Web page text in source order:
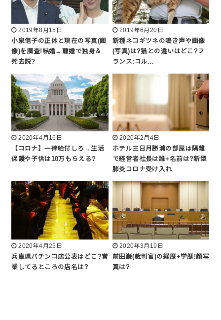
2019年8月15日
小泉信子の正体と現在の写真(画
像)を調査!結婚→離婚で独身＆
死去説?
2019年6月20日
新種ネコギツネの鳴き声や画像
(写真)は?猫との違いはどこ?フ
ランス:コル…
2020年4月16日
【コロナ】一律給付しろ→生活
保護や子供は10万もらえる?
2020年2月4日
ホテル三日月勝浦の部屋は隔離
で経営者社長は誰+名前は?新型
肺炎コロナ受け入れ
2020年4月25日
兵庫県パチンコ店公表はどこ?営
業してるところの店名は?
2020年3月19日
前田巌(裁判官)の経歴+学歴!顔写
真は?